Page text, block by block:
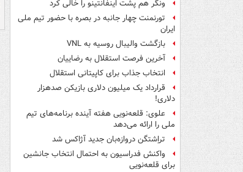
ونگر هم پشت اینفانتینو را خالی کرد
تورنمنت چهار جانبه در بصره با حضور تیم ملی
ایران
بازگشت والیبال روسیه به VNL
آخرین فرصت استقلال به رضاییان
انتخاب جذاب برای کاپیتانی استقلال
قرارداد یک میلیون دلاری بازیکن صدهزار
دلاری!
علوی: قلعه‌نویی هفته آینده برنامه‌های تیم
ملی را ارائه می‌دهد
تراِشتگن دروازه‌بان جدید آژاکس شد
واکنش فدراسیون به احتمال انتخاب جانشین
برای قلعه‌نویی